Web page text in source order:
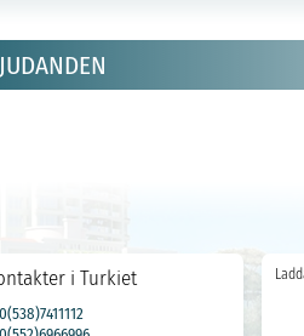
i Turkiet